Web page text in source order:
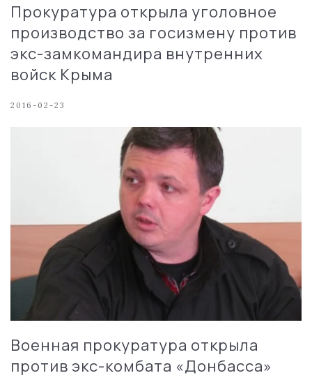
Прокуратура открыла уголовное
производство за госизмену против
экс-замкомандира внутренних
войск Крыма
2016-02-23
Военная прокуратура открыла
против экс-комбата «Донбасса»